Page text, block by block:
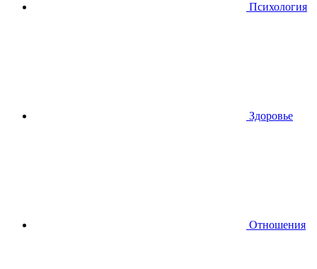
Психология
Здоровье
Отношения